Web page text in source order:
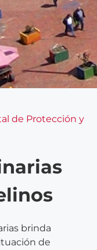
de Protección y
brinda
de